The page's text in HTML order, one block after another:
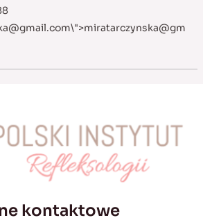
\">miratarczynska@gm
kontaktowe